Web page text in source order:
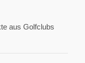
aus Golfclubs